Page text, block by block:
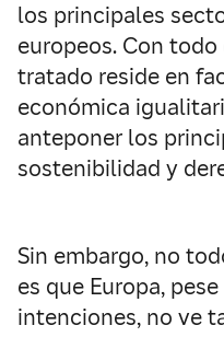
los principales
europeos. Con
tratado reside en
económica
anteponer los
sostenibilidad y
Sin embargo, no
es que Europa,
intenciones, no ve